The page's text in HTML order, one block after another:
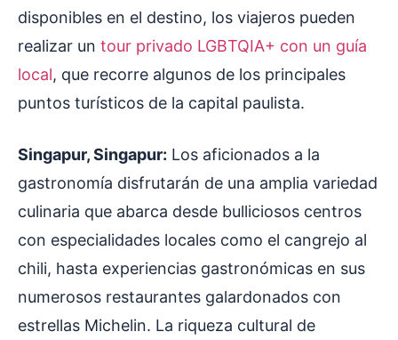
disponibles en el destino, los viajeros pueden
realizar un tour privado LGBTQIA+ con un guía
local, que recorre algunos de los principales
puntos turísticos de la capital paulista.
Singapur, Singapur: Los aficionados a la
gastronomía disfrutarán de una amplia variedad
culinaria que abarca desde bulliciosos centros
con especialidades locales como el cangrejo al
chili, hasta experiencias gastronómicas en sus
numerosos restaurantes galardonados con
estrellas Michelin. La riqueza cultural de